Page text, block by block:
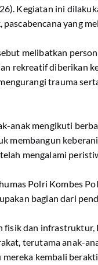
Kegiatan ini
pascabencana yang
melibatkan
rekreatif diberikan
trauma
anak mengikuti
membangun
mengalami
Polri Kombes
bagian dari
fisik dan
terutama anak-
kembali